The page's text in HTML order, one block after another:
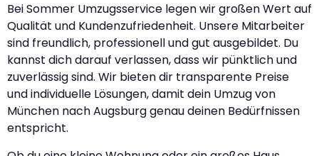
Bei Sommer Umzugsservice legen wir großen Wert auf
Qualität und Kundenzufriedenheit. Unsere Mitarbeiter
sind freundlich, professionell und gut ausgebildet. Du
kannst dich darauf verlassen, dass wir pünktlich und
zuverlässig sind. Wir bieten dir transparente Preise
und individuelle Lösungen, damit dein Umzug von
München nach Augsburg genau deinen Bedürfnissen
entspricht.